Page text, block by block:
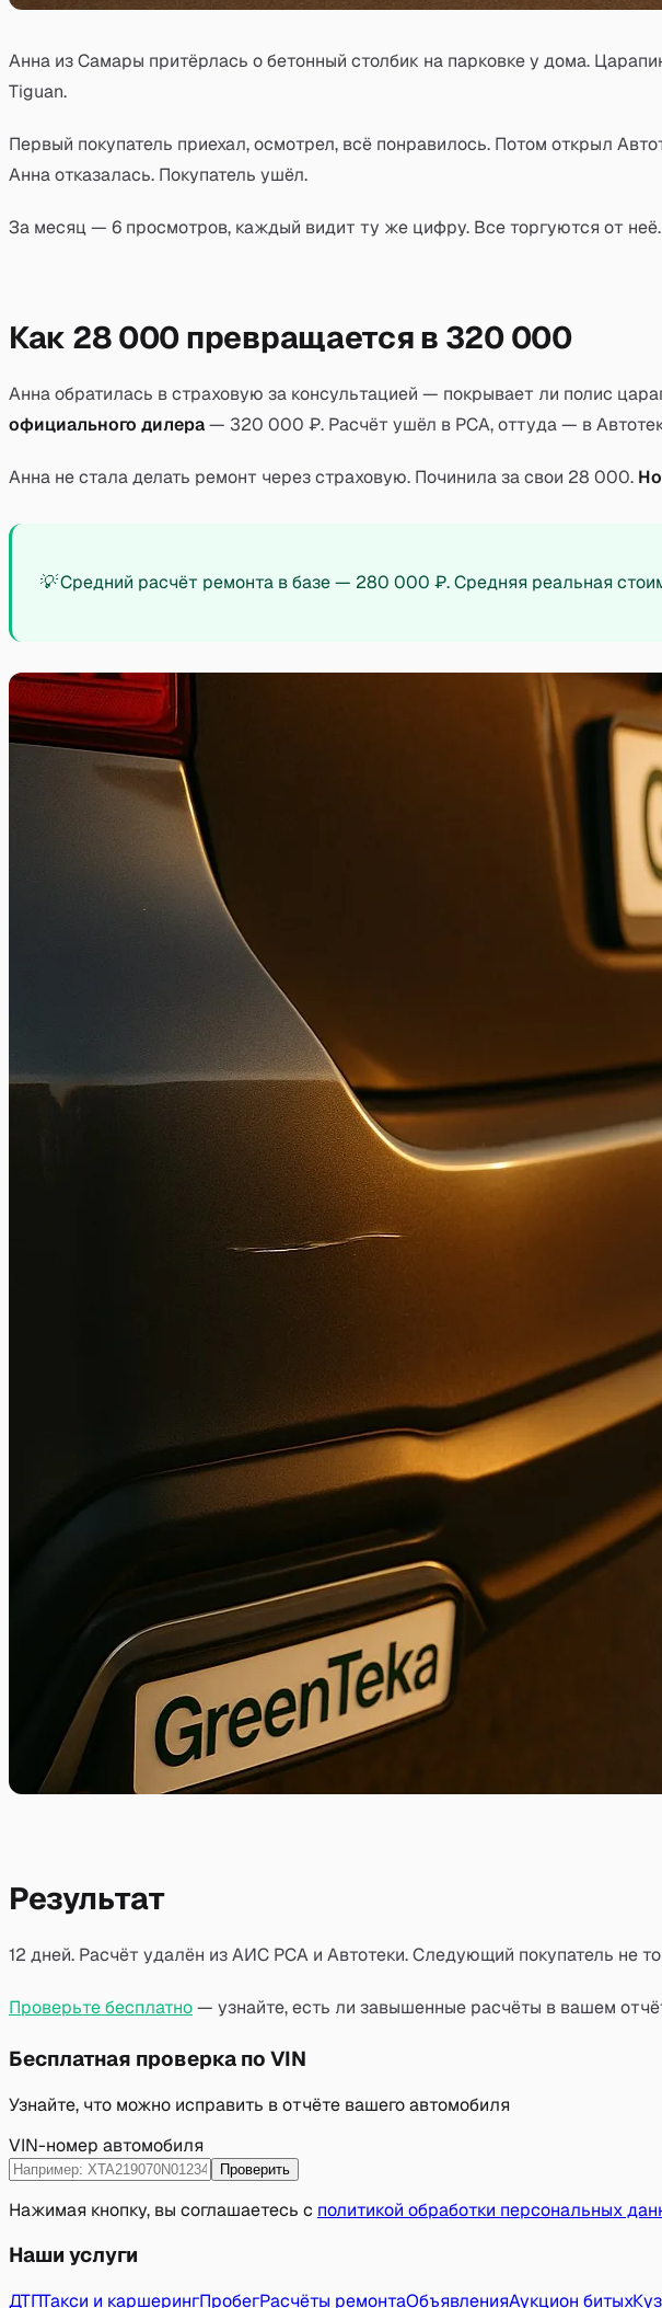
Анна из Самары притёрлась о бетонный столбик на парковке у дома.
Tiguan.
Первый покупатель приехал, осмотрел, всё понравилось. Потом открыл
Анна отказалась. Покупатель ушёл.
За месяц — 6 просмотров, каждый видит ту же цифру. Все торгуются от неё.
Как 28 000 превращается в 320 000
Анна обратилась в страховую за консультацией — покрывает ли полис
официального дилера— 320 000 ₽. Расчёт ушёл в РСА, оттуда — в
Анна не стала делать ремонт через страховую. Починила за свои 28 000.
💡Средний расчёт ремонта в базе — 280 000 ₽. Средняя реальная
Результат
12 дней. Расчёт удалён из АИС РСА и Автотеки. Следующий покупатель не
Проверьте бесплатно— узнайте, есть ли завышенные расчёты в вашем
Бесплатная проверка по VIN
Узнайте, что можно исправить в отчёте вашего автомобиля
VIN-номер автомобиля
Проверить
Нажимая кнопку, вы соглашаетесь с политикой обработки персональных
Наши услуги
ДТПТакси и каршерингПробегРасчёты ремонтаОбъявленияАукцион битых